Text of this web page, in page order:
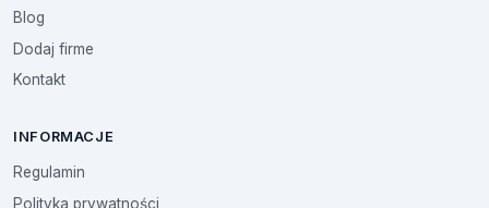
Blog
Dodaj firme
Kontakt
INFORMACJE
Regulamin
Polityka prywatności